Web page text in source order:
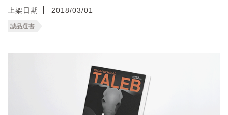
上架日期 2018/03/01
誠品選書